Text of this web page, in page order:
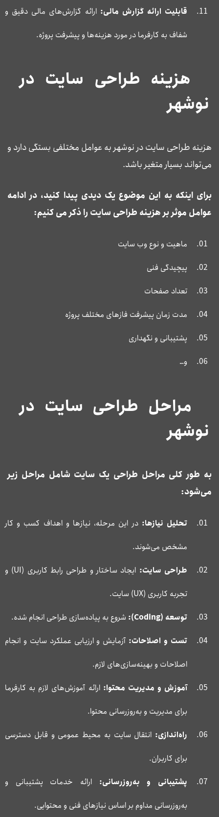
قابلیت ارائه گزارش مالی: ارائه گزارش‌های مالی دقیق و
شفاف به کارفرما در مورد هزینه‌ها و پیشرفت پروژه.
هزینه طراحی سایت در
نوشهر
هزینه طراحی سایت در نوشهر به عوامل مختلفی بستگی دارد و
می‌تواند بسیار متغیر باشد.
برای اینکه به این موضوع یک دیدی پیدا کنید، در ادامه
عوامل موثر بر هزینه طراحی سایت را ذکر می کنیم:
ماهیت و نوع وب سایت
پیچیدگی فنی
تعداد صفحات
مدت زمان پیشرفت فازهای مختلف پروژه
پشتیبانی و نگهداری
و…
مراحل طراحی سایت در
نوشهر
به طور کلی مراحل طراحی یک سایت شامل مراحل زیر
می‌شود:
تحلیل نیازها: در این مرحله، نیازها و اهداف کسب و کار
مشخص می‌شوند.
طراحی سایت:
ایجاد ساختار و طراحی رابط کاربری (UI) و
تجربه کاربری (UX) سایت.
توسعه (Coding
): شروع به پیاده‌سازی طراحی انجام شده.
تست و اصلاحات: آزمایش و ارزیابی عملکرد سایت و انجام
اصلاحات و بهینه‌سازی‌های لازم.
آموزش و مدیریت محتوا: ارائه آموزش‌های لازم به کارفرما
برای مدیریت و به‌روزرسانی محتوا.
راه‌اندازی: انتقال سایت به محیط عمومی و قابل دسترسی
برای کاربران.
پشتیبانی و به‌روزرسانی: ارائه خدمات پشتیبانی و
به‌روزرسانی مداوم بر اساس نیازهای فنی و محتوایی.